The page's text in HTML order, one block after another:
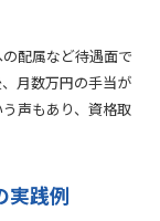
配属など待遇面で
月数万円の手当が
声もあり、資格取
実践例